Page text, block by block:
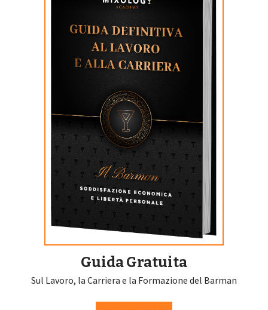
Guida Gratuita
Sul Lavoro, la Carriera e la Formazione del Barman